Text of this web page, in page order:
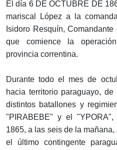
El día 6 DE OCTUBRE DE
mariscal López a la
Isidoro Resquín,
que comience la
provincia correntina.
Durante todo el mes de
hacia territorio paraguayo,
distintos batallones y
"PIRABEBE" y el
1865, a las seis de la
el último contingente